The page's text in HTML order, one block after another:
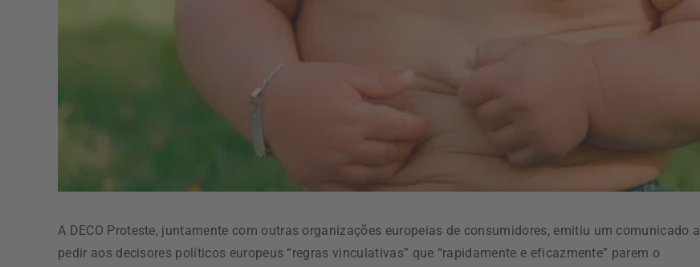
A DECO Proteste, juntamente com outras organizações europeias de consumidores, emitiu um comunicado a
pedir aos decisores políticos europeus “regras vinculativas” que “rapidamente e eficazmente” parem o